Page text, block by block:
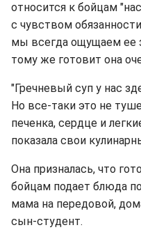
относится к бойцам
с чувством
мы всегда ощущаем ее
тому же готовит она
"Гречневый суп у нас
Но все-таки это не
печенка, сердце и
показала свои
Она призналась, что
бойцам подает блюда
мама на передовой,
сын-студент.